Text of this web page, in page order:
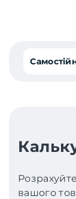
вашого